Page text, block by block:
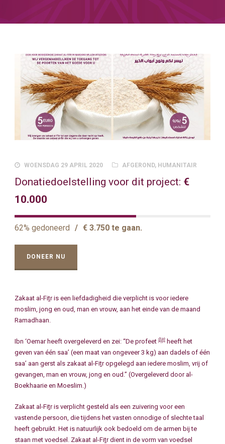
WOENSDAG 29 APRIL 2020 AFGEROND, HUMANITAIR
Donatiedoelstelling voor dit project: €
10.000
62% gedoneerd / € 3.750 te gaan.
DONEER NU
Zakaat al-Fitr is een liefdadigheid die verplicht is voor iedere
moslim, jong en oud, man en vrouw, aan het einde van de maand
Ramadhaan.
Ibn ‘Oemar heeft overgeleverd en zei: “De profeet ﷺ heeft het
geven van één saa’ (een maat van ongeveer 3 kg) aan dadels of één
saa’ aan gerst als zakaat al-Fitr opgelegd aan iedere moslim, vrij of
gevangen, man en vrouw, jong en oud.” (Overgeleverd door al-
Boekhaarie en Moeslim.)
Zakaat al-Fitr is verplicht gesteld als een zuivering voor een
vastende persoon, die tijdens het vasten onnodige of slechte taal
heeft gebruikt. Het is natuurlijk ook bedoeld om de armen bij te
staan met voedsel. Zakaat al-Fitr dient in de vorm van voedsel